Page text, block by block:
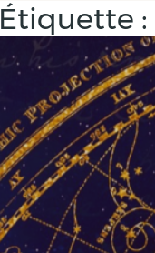
Étiquette :